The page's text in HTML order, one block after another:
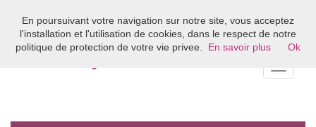
Bienvenue sur l'annuaire du coaching en France
En poursuivant votre navigation sur notre site, vous acceptez
l'installation et l'utilisation de cookies, dans le respect de notre
politique de protection de votre vie privee.
En savoir plus Ok